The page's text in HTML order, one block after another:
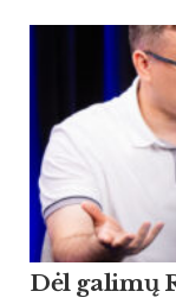
Dėl galimų